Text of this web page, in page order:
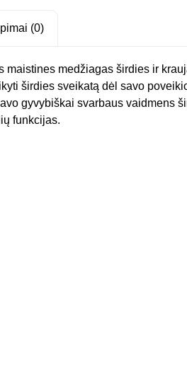
(0)
medžiagas širdies ir
širdies sveikatą dėl savo
gyvybiškai svarbaus vaidmens
funkcijas.